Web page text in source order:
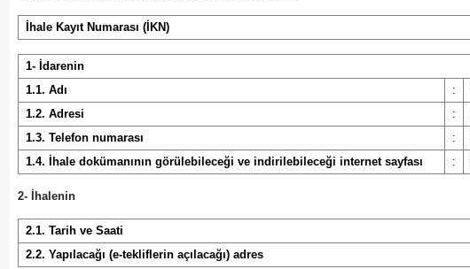
İhale Kayıt Numarası (İKN)
1- İdarenin
1.1. Adı
:
1.2. Adresi
:
1.3. Telefon numarası
:
1.4. İhale dokümanının görülebileceği ve indirilebileceği internet sayfası
:
2- İhalenin
2.1. Tarih ve Saati
2.2. Yapılacağı (e-tekliflerin açılacağı) adres